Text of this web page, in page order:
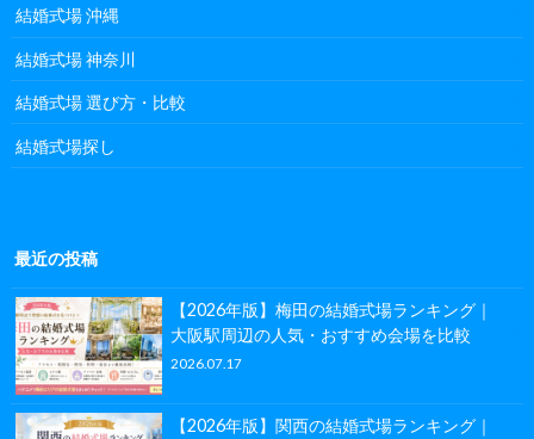
結婚式場 沖縄
結婚式場 神奈川
結婚式場 選び方・比較
結婚式場探し
最近の投稿
【2026年版】梅田の結婚式場ランキング｜
大阪駅周辺の人気・おすすめ会場を比較
2026.07.17
【2026年版】関西の結婚式場ランキング｜